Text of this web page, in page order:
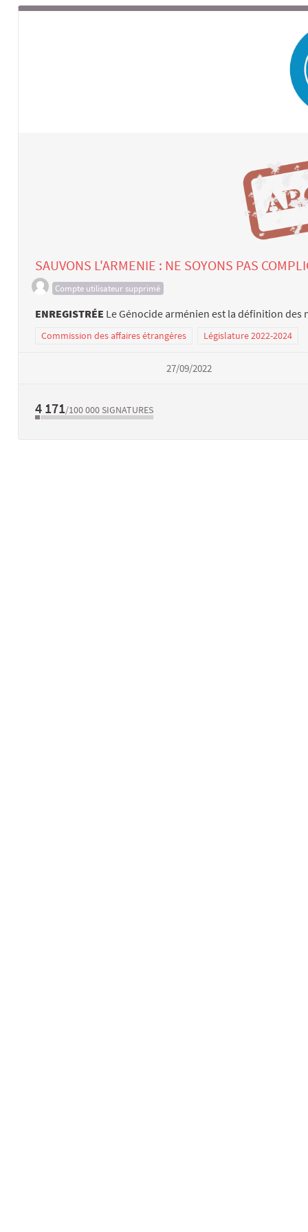
SAUVONS L'ARMENIE : NE SOYONS PAS
Compte utilisateur supprimé
ENREGISTRÉE Le Génocide arménien est la définition
Commission des affaires étrangères Législature 2022-2024
27/09/2022
4 171/100 000 SIGNATURES